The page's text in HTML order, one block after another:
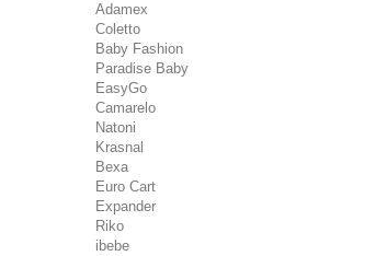
Adamex
Coletto
Baby Fashion
Paradise Baby
EasyGo
Camarelo
Natoni
Krasnal
Bexa
Euro Cart
Expander
Riko
ibebe